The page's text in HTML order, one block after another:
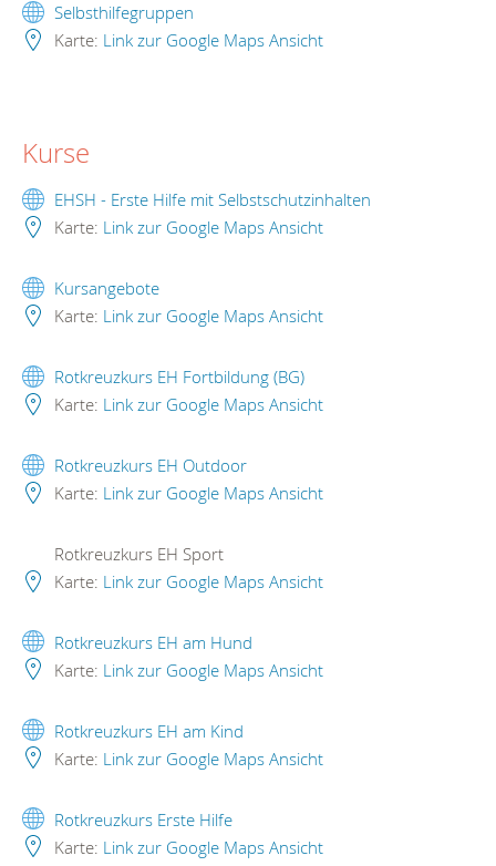
Selbsthilfegruppen
Karte: Link zur Google Maps Ansicht
Kurse
EHSH - Erste Hilfe mit Selbstschutzinhalten
Karte: Link zur Google Maps Ansicht
Kursangebote
Karte: Link zur Google Maps Ansicht
Rotkreuzkurs EH Fortbildung (BG)
Karte: Link zur Google Maps Ansicht
Rotkreuzkurs EH Outdoor
Karte: Link zur Google Maps Ansicht
Rotkreuzkurs EH Sport
Karte: Link zur Google Maps Ansicht
Rotkreuzkurs EH am Hund
Karte: Link zur Google Maps Ansicht
Rotkreuzkurs EH am Kind
Karte: Link zur Google Maps Ansicht
Rotkreuzkurs Erste Hilfe
Karte: Link zur Google Maps Ansicht